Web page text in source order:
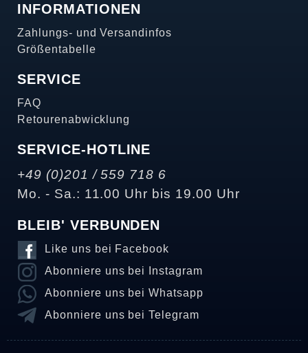
INFORMATIONEN
Zahlungs- und Versandinfos
Größentabelle
SERVICE
FAQ
Retourenabwicklung
SERVICE-HOTLINE
+49 (0)201 / 559 718 6
Mo. - Sa.: 11.00 Uhr bis 19.00 Uhr
BLEIB' VERBUNDEN
Like uns bei Facebook
Abonniere uns bei Instagram
Abonniere uns bei Whatsapp
Abonniere uns bei Telegram